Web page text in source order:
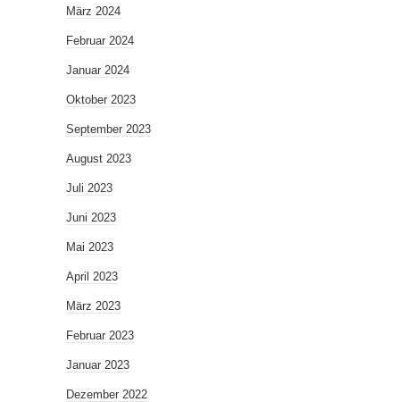
März 2024
Februar 2024
Januar 2024
Oktober 2023
September 2023
August 2023
Juli 2023
Juni 2023
Mai 2023
April 2023
März 2023
Februar 2023
Januar 2023
Dezember 2022